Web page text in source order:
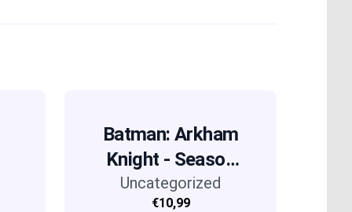
Batman: Arkham
Knight - Season
Pass (DLC)
Uncategorized
€10,99